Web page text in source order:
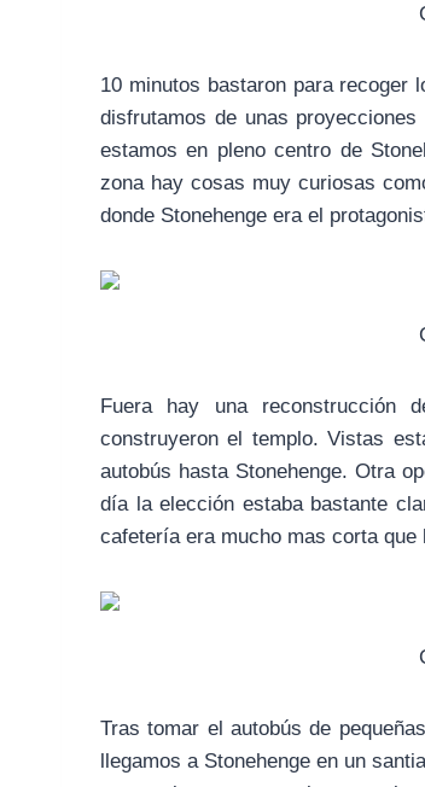
10 minutos bastaron para recoger
disfrutamos de unas
estamos en pleno centro de
zona hay cosas muy curiosas
donde Stonehenge era el
Fuera hay una reconstrucción
construyeron el templo. Vistas
autobús hasta Stonehenge. Otra
día la elección estaba bastante
cafetería era mucho mas corta
Tras tomar el autobús de
llegamos a Stonehenge en un